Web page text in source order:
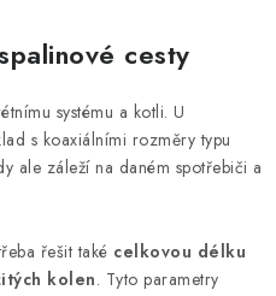
cesty
systému a kotli. U
s koaxiálními rozměry typu
záleží na daném spotřebiči a
řešit také celkovou délku
kolen. Tyto parametry